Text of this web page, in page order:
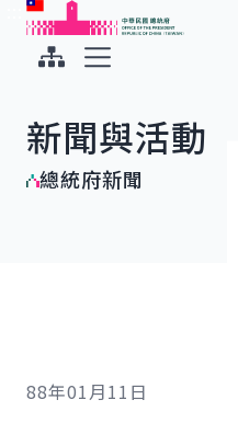
跳到主要內容
中華民國總統府
新聞與活動
總統府新聞
88年01月11日